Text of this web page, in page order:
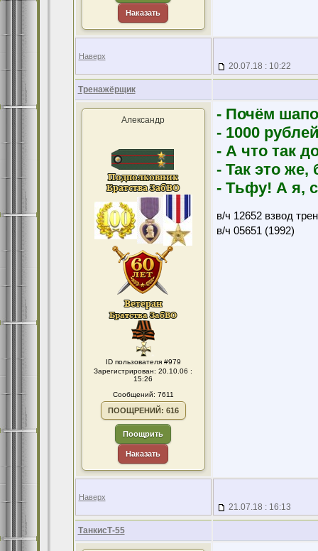
Наказать
Наверх
20.07.18 : 10:22
Тренажёрщик
Александр
ID пользователя #979
Зарегистрирован: 20.10.06 :
15:26
Сообщений: 7611
ПООЩРЕНИЙ: 616
Поощрить
Наказать
- Почём
- 1000
- А что так
- Так это же,
- Тьфу! А я,
в/ч 12652 взвод
в/ч 05651 (1992)
Наверх
21.07.18 : 16:13
ТанкисТ-55